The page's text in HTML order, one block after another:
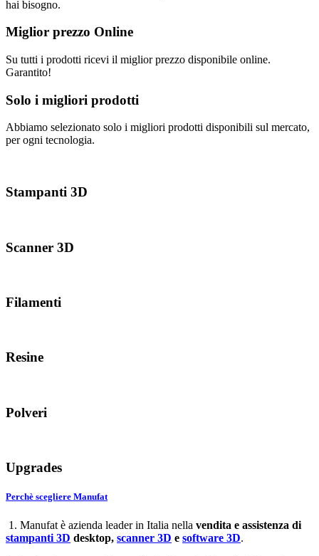
hai bisogno.
Miglior prezzo Online
Su tutti i prodotti ricevi il miglior prezzo disponibile online.
Garantito!
Solo i migliori prodotti
Abbiamo selezionato solo i migliori prodotti disponibili sul mercato,
per ogni tecnologia.
Stampanti 3D
Scanner 3D
Filamenti
Resine
Polveri
Upgrades
Perchè scegliere Manufat
1. Manufat è azienda leader in Italia nella vendita e assistenza di
stampanti 3D desktop, scanner 3D e software 3D.